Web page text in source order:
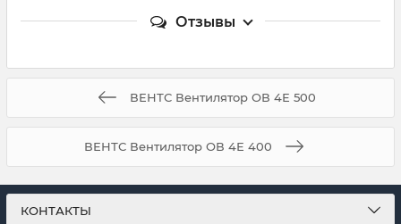
Отзывы
ВЕНТС Вентилятор ОВ 4Е 500
ВЕНТС Вентилятор ОВ 4Е 400
КОНТАКТЫ